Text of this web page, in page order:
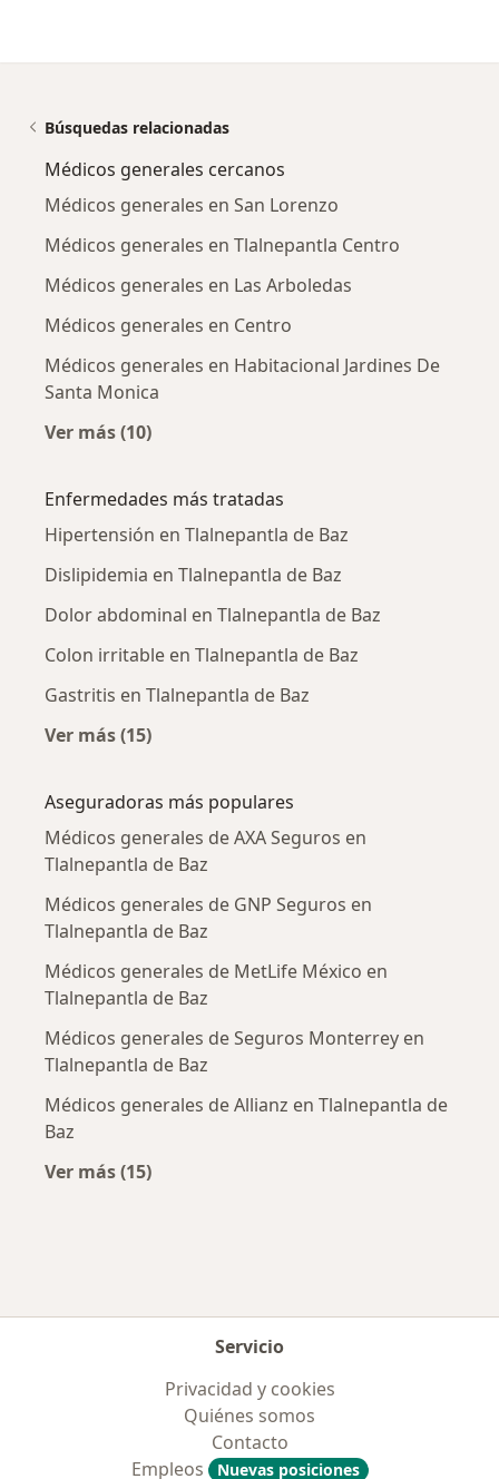
Búsquedas relacionadas
Médicos generales cercanos
Médicos generales en San Lorenzo
Médicos generales en Tlalnepantla Centro
Médicos generales en Las Arboledas
Médicos generales en Centro
Médicos generales en Habitacional Jardines De
Santa Monica
Ver más (10)
Enfermedades más tratadas
Hipertensión en Tlalnepantla de Baz
Dislipidemia en Tlalnepantla de Baz
Dolor abdominal en Tlalnepantla de Baz
Colon irritable en Tlalnepantla de Baz
Gastritis en Tlalnepantla de Baz
Ver más (15)
Aseguradoras más populares
Médicos generales de AXA Seguros en
Tlalnepantla de Baz
Médicos generales de GNP Seguros en
Tlalnepantla de Baz
Médicos generales de MetLife México en
Tlalnepantla de Baz
Médicos generales de Seguros Monterrey en
Tlalnepantla de Baz
Médicos generales de Allianz en Tlalnepantla de
Baz
Ver más (15)
Servicio
Privacidad y cookies
Quiénes somos
Contacto
Empleos
Nuevas posiciones